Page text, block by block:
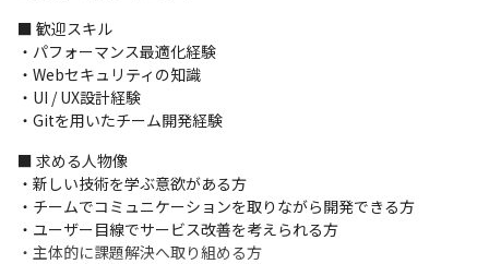
主体的にチャレンジしたい方や、成長環境でスキルアップしたい
方を歓迎します。
■ 歓迎スキル
・パフォーマンス最適化経験
・Webセキュリティの知識
・UI / UX設計経験
・Gitを用いたチーム開発経験
■ 求める人物像
・新しい技術を学ぶ意欲がある方
・チームでコミュニケーションを取りながら開発できる方
・ユーザー目線でサービス改善を考えられる方
・主体的に課題解決へ取り組める方